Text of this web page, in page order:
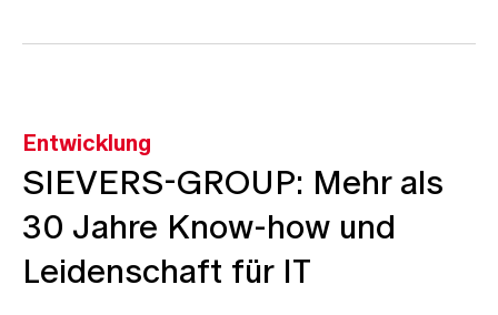
Entwicklung
SIEVERS-GROUP: Mehr als
30 Jahre Know-how und
Leidenschaft für IT